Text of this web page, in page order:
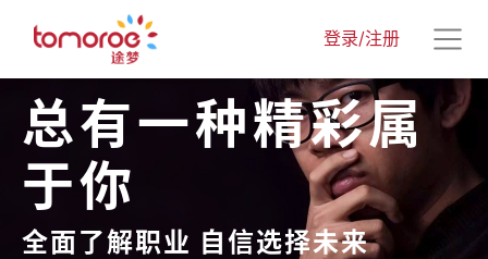
登录/注册
总有一种精彩属
于你
全面了解职业 自信选择未来